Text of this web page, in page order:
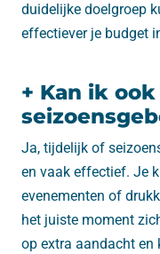
duidelijke doelgroep
effectiever je budget
+ Kan ik
Ja, tijdelijk of
en vaak effectief. Je
evenementen of
het juiste moment
op extra aandacht en